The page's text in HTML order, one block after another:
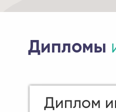
Дипломы
Диплом